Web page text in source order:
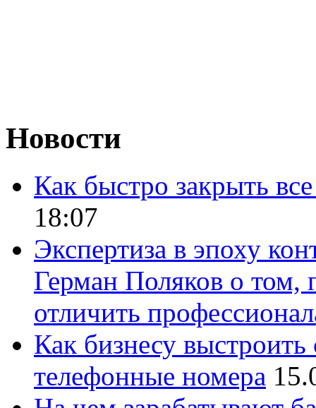
Новости
Как быстро закрыть
18:07
Экспертиза в эпоху
Герман Поляков о том,
отличить
Как бизнесу
телефонные номера